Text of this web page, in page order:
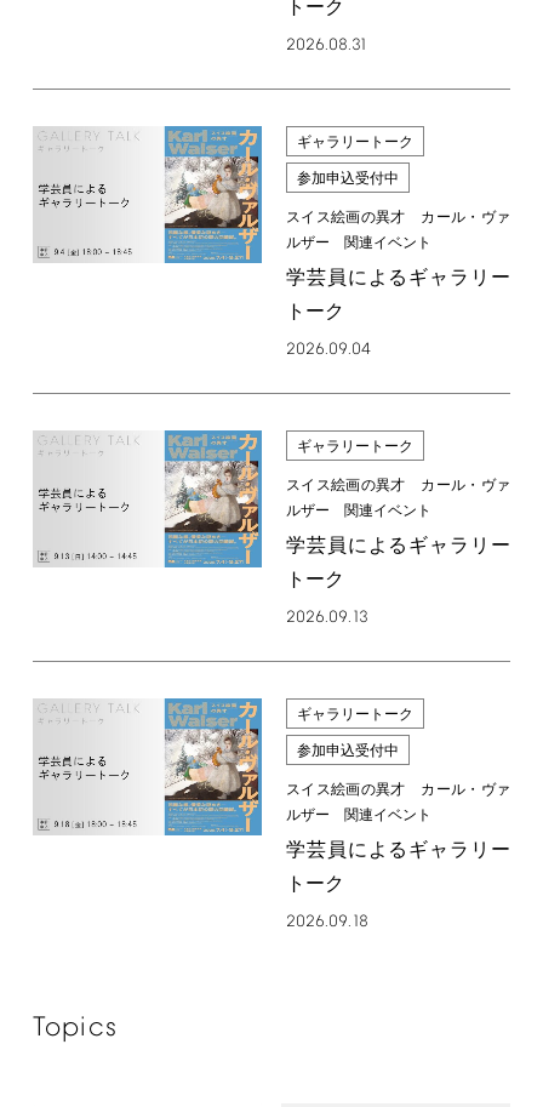
トーク
2026.08.31
ギャラリートーク
参加申込受付中
スイス絵画の異才 カール・ヴァ
ルザー 関連イベント
学芸員によるギャラリー
トーク
2026.09.04
ギャラリートーク
スイス絵画の異才 カール・ヴァ
ルザー 関連イベント
学芸員によるギャラリー
トーク
2026.09.13
ギャラリートーク
参加申込受付中
スイス絵画の異才 カール・ヴァ
ルザー 関連イベント
学芸員によるギャラリー
トーク
2026.09.18
Topics